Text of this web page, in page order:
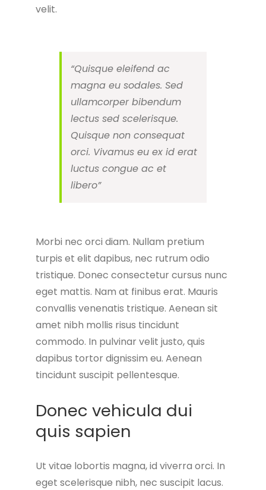
velit.
“Quisque eleifend ac
magna eu sodales. Sed
ullamcorper bibendum
lectus sed scelerisque.
Quisque non consequat
orci. Vivamus eu ex id erat
luctus congue ac et
libero”
Morbi nec orci diam. Nullam pretium
turpis et elit dapibus, nec rutrum odio
tristique. Donec consectetur cursus nunc
eget mattis. Nam at finibus erat. Mauris
convallis venenatis tristique. Aenean sit
amet nibh mollis risus tincidunt
commodo. In pulvinar velit justo, quis
dapibus tortor dignissim eu. Aenean
tincidunt suscipit pellentesque.
Donec vehicula dui
quis sapien
Ut vitae lobortis magna, id viverra orci. In
eget scelerisque nibh, nec suscipit lacus.